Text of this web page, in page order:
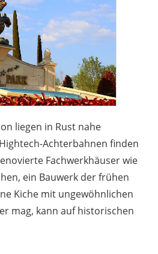
liegen in Rust nahe
Achterbahnen finden
Fachwerkhäuser wie
ein Bauwerk der frühen
Kiche mit ungewöhnlichen
mag, kann auf historischen